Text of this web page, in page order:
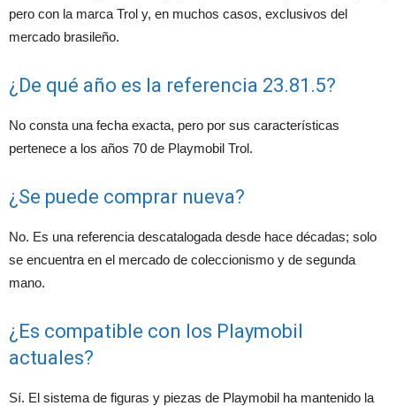
pero con la marca Trol y, en muchos casos, exclusivos del
mercado brasileño.
¿De qué año es la referencia 23.81.5?
No consta una fecha exacta, pero por sus características
pertenece a los años 70 de Playmobil Trol.
¿Se puede comprar nueva?
No. Es una referencia descatalogada desde hace décadas; solo
se encuentra en el mercado de coleccionismo y de segunda
mano.
¿Es compatible con los Playmobil
actuales?
Sí. El sistema de figuras y piezas de Playmobil ha mantenido la